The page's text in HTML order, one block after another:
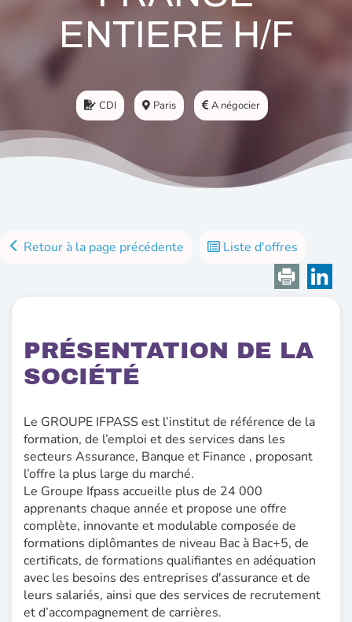
ENTIERE H/F
CDI Paris A négocier
Retour à la page précédente Liste d'offres
PRÉSENTATION DE LA
SOCIÉTÉ
Le GROUPE IFPASS est l’institut de référence de la
formation, de l’emploi et des services dans les
secteurs Assurance, Banque et Finance , proposant
l’offre la plus large du marché.
Le Groupe Ifpass accueille plus de 24 000
apprenants chaque année et propose une offre
complète, innovante et modulable composée de
formations diplômantes de niveau Bac à Bac+5, de
certificats, de formations qualifiantes en adéquation
avec les besoins des entreprises d'assurance et de
leurs salariés, ainsi que des services de recrutement
et d’accompagnement de carrières.